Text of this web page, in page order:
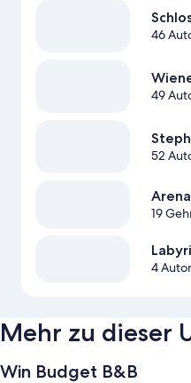
46
49
52
19
4
Mehr zu dieser
Win Budget B&B